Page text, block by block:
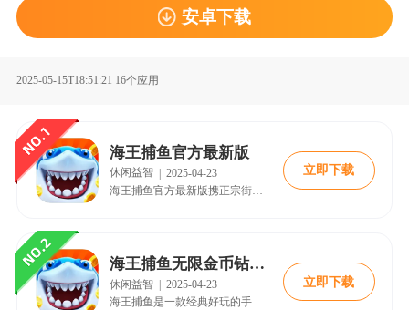
安卓下载
2025-05-15T18:51:21 16个应用
海王捕鱼官方最新版
休闲益智 | 2025-04-23
立即下载
海王捕鱼无限金币钻石版
休闲益智
2025-04-23
海王捕鱼是一款经典好玩的手机真人街机捕鱼手游，不仅继承了街机捕鱼的经典玩法，完美还原了画面质量，让玩家在手机上也能感受到街机的快感，同时还支持真人联机同屏捕鱼，让玩家可以与好友一起享受捕鱼的乐趣。在游戏中玩家将作为捕鱼人，你需要不断的点击屏幕，发射捕鱼弹头，即可轻轻松松的捕获品种众多的海底鱼群，超级的简单易上手。
立即下载